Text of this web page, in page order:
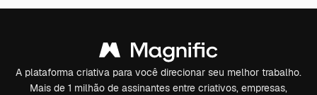
A plataforma criativa para você direcionar seu melhor trabalho.
Mais de 1 milhão de assinantes entre criativos, empresas,